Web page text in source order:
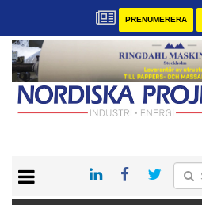
PRENUMERERA